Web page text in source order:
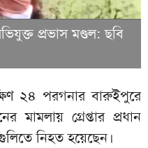
প্রভাস মণ্ডল: ছবি
২৪ পরগনার বারুইপুরে
মামলায় গ্রেপ্তার প্রধান
নিহত হয়েছেন।